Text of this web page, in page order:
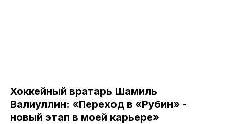
Хоккейный вратарь Шамиль
Валиуллин: «Переход в «Рубин» -
новый этап в моей карьере»